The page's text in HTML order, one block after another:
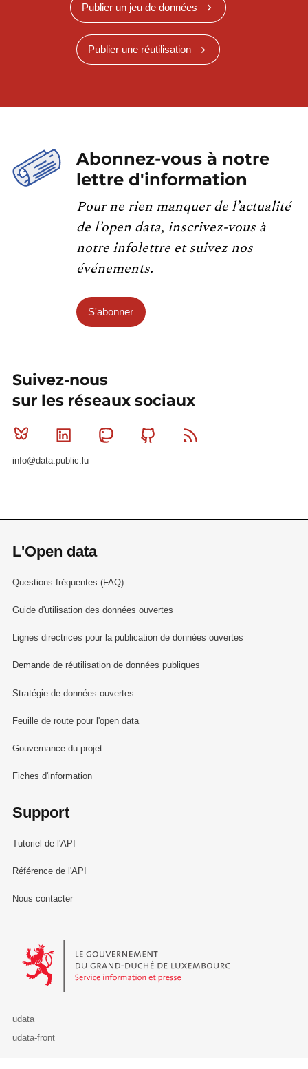
Publier un jeu de données
Publier une réutilisation
Abonnez-vous à notre
lettre d'information
Pour ne rien manquer de l’actualité
de l’open data, inscrivez-vous à
notre infolettre et suivez nos
événements.
S'abonner
Suivez-nous
sur les réseaux sociaux
Bluesky Linkedin MastodonGithub
info@data.public.lu
L'Open data
Questions fréquentes (FAQ)
Guide d'utilisation des données ouvertes
Lignes directrices pour la publication de données ouvertes
Demande de réutilisation de données publiques
Stratégie de données ouvertes
Feuille de route pour l'open data
Gouvernance du projet
Fiches d'information
Support
Tutoriel de l'API
Référence de l'API
Nous contacter
Le Gouvernement du Grand-Duché de Luxembourg - Service
udata
udata-front